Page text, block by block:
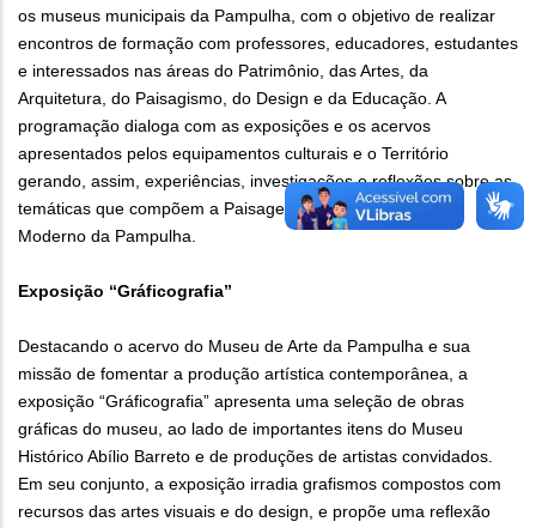
os museus municipais da Pampulha, com o objetivo de realizar
encontros de formação com professores, educadores, estudantes
e interessados nas áreas do Patrimônio, das Artes, da
Arquitetura, do Paisagismo, do Design e da Educação. A
programação dialoga com as exposições e os acervos
apresentados pelos equipamentos culturais e o Território
gerando, assim, experiências, investigações e reflexões sobre as
temáticas que compõem a Paisagem Cultural do Conjunto
Moderno da Pampulha.
Exposição “Gráficografia”
Destacando o acervo do Museu de Arte da Pampulha e sua
missão de fomentar a produção artística contemporânea, a
exposição “Gráficografia” apresenta uma seleção de obras
gráficas do museu, ao lado de importantes itens do Museu
Histórico Abílio Barreto e de produções de artistas convidados.
Em seu conjunto, a exposição irradia grafismos compostos com
recursos das artes visuais e do design, e propõe uma reflexão